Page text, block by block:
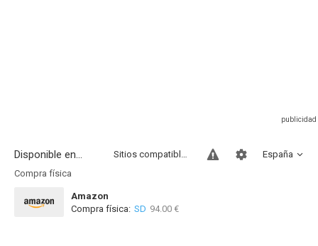
Disponible en... España
Sitios compatibles
Compra física
Amazon
Compra física: SD 94.00 €